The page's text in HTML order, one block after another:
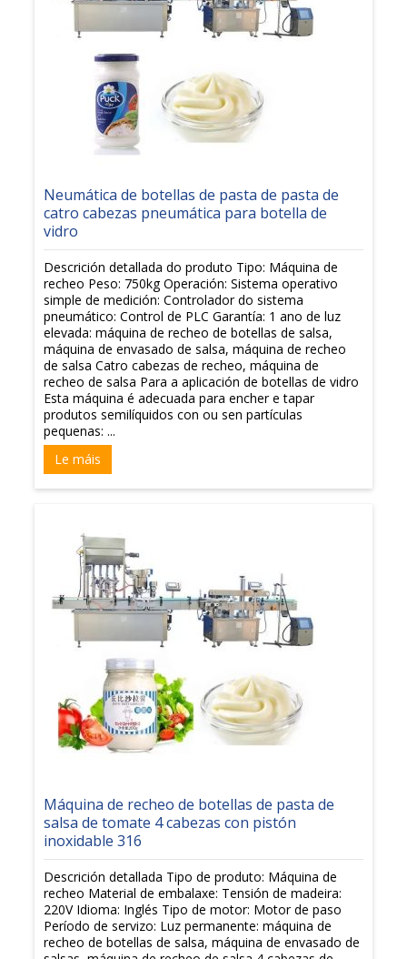
Neumática de botellas de pasta de pasta de
catro cabezas pneumática para botella de
vidro
Descrición detallada do produto Tipo: Máquina de
recheo Peso: 750kg Operación: Sistema operativo
simple de medición: Controlador do sistema
pneumático: Control de PLC Garantía: 1 ano de luz
elevada: máquina de recheo de botellas de salsa,
máquina de envasado de salsa, máquina de recheo
de salsa Catro cabezas de recheo, máquina de
recheo de salsa Para a aplicación de botellas de vidro
Esta máquina é adecuada para encher e tapar
produtos semilíquidos con ou sen partículas
pequenas: ...
Le máis
Máquina de recheo de botellas de pasta de
salsa de tomate 4 cabezas con pistón
inoxidable 316
Descrición detallada Tipo de produto: Máquina de
recheo Material de embalaxe: Tensión de madeira:
220V Idioma: Inglés Tipo de motor: Motor de paso
Período de servizo: Luz permanente: máquina de
recheo de botellas de salsa, máquina de envasado de